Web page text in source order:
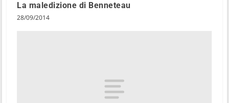
La maledizione di Benneteau
28/09/2014